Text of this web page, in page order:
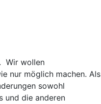
Wir wollen
nur möglich machen. Als
sowohl
und die anderen